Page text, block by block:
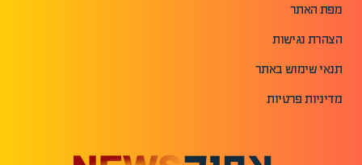
מפת האתר
הצהרת נגישות
תנאי שימוש באתר
מדיניות פרטיות